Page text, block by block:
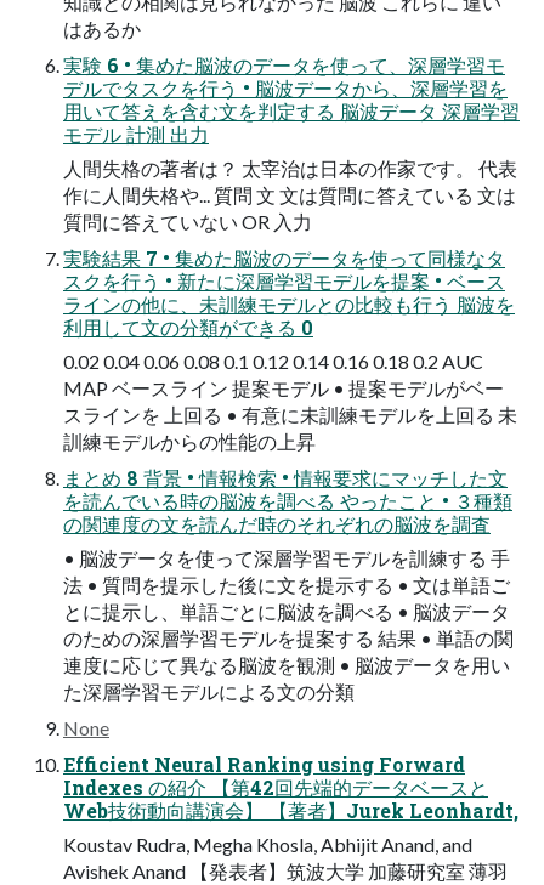
はあるか
実験 6 • 集めた脳波のデータを使って、深層学習モ
デルでタスクを⾏う • 脳波データから、深層学習を
⽤いて答えを含む⽂を判定する 脳波データ 深層学習
モデル 計測 出⼒
⼈間失格の著者は？ 太宰治は⽇本の作家です。 代表
作に⼈間失格や... 質問 ⽂ ⽂は質問に答えている ⽂は
質問に答えていない OR ⼊⼒
実験結果 7 • 集めた脳波のデータを使って同様なタ
スクを⾏う • 新たに深層学習モデルを提案 • ベース
ラインの他に、未訓練モデルとの⽐較も⾏う 脳波を
利⽤して⽂の分類ができる 0
0.02 0.04 0.06 0.08 0.1 0.12 0.14 0.16 0.18 0.2 AUC
MAP ベースライン 提案モデル • 提案モデルがベー
スラインを 上回る • 有意に未訓練モデルを上回る 未
訓練モデルからの性能の上昇
まとめ 8 背景 • 情報検索 • 情報要求にマッチした⽂
を読んでいる時の脳波を調べる やったこと • ３種類
の関連度の⽂を読んだ時のそれぞれの脳波を調査
• 脳波データを使って深層学習モデルを訓練する ⼿
法 • 質問を提⽰した後に⽂を提⽰する • ⽂は単語ご
とに提⽰し、単語ごとに脳波を調べる • 脳波データ
のための深層学習モデルを提案する 結果 • 単語の関
連度に応じて異なる脳波を観測 • 脳波データを⽤い
た深層学習モデルによる⽂の分類
None
Efficient Neural Ranking using Forward
Indexes の紹介 【第42回先端的データベースと
Web技術動向講演会】 【著者】Jurek Leonhardt,
Koustav Rudra, Megha Khosla, Abhijit Anand, and
Avishek Anand 【発表者】筑波⼤学 加藤研究室 薄⽻